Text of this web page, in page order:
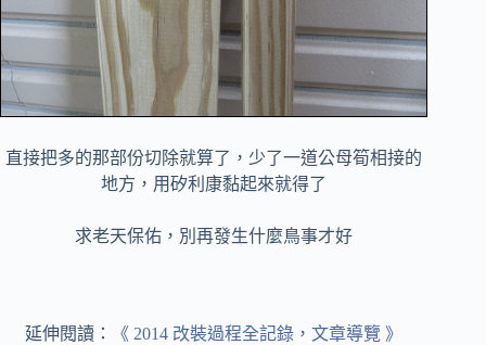
直接把多的那部份切除就算了，少了一道公母筍相接的
地方，用矽利康黏起來就得了
求老天保佑，別再發生什麼鳥事才好
延伸閱讀： 《 2014 改裝過程全記錄，文章導覽 》